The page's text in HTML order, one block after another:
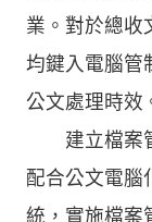
業。對於總收
均鍵入電腦管
公文處理時效
建立檔案管
配合公文電腦
統，實施檔案